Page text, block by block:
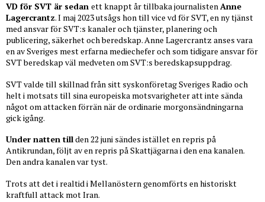
VD för SVT är sedan ett knappt år tillbaka journalistenAnne
Lagercrantz. I maj 2023 utsågs hon till vice vd för SVT, en ny tjänst
med ansvar för SVT:s kanaler och tjänster, planering och
publicering, säkerhet och beredskap. Anne Lagercrantz anses vara
en av Sveriges mest erfarna mediechefer och som tidigare ansvar för
SVT beredskap väl medveten om SVT:s beredskapsuppdrag.
SVT valde till skillnad från sitt syskonföretag Sveriges Radio och
helt i motsats till sina europeiska motsvarigheter att inte sända
något om attacken förrän när de ordinarie morgonsändningarna
gick igång.
Under natten tillden 22 juni sändes istället en repris på
Antikrundan, följt av en repris på Skattjägarna i den ena kanalen.
Den andra kanalen var tyst.
Trots att det i realtid i Mellanöstern genomförts en historiskt
kraftfull attack mot Iran.